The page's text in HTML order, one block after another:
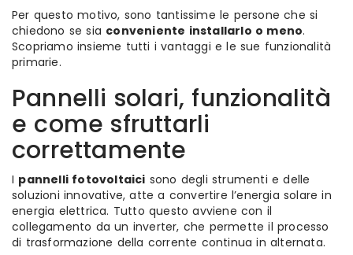
Per questo motivo, sono tantissime le persone che si
chiedono se sia conveniente installarlo o meno.
Scopriamo insieme tutti i vantaggi e le sue funzionalità
primarie.
Pannelli solari, funzionalità
e come sfruttarli
correttamente
I pannelli fotovoltaici sono degli strumenti e delle
soluzioni innovative, atte a convertire l’energia solare in
energia elettrica. Tutto questo avviene con il
collegamento da un inverter, che permette il processo
di trasformazione della corrente continua in alternata.